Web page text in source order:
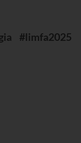
#limfa2025